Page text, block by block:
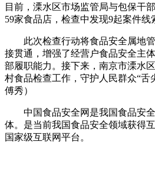
目前，溧水区市场监管局与包保干
59家食品店，检查中发现9起案件线
此次检查行动将食品安全属地管
接贯通，增强了经营户食品安全主
部履职能力。接下来，南京市溧水
村食品检查工作，守护人民群众“舌
傅秀）
中国食品安全网是我国食品安全
体。是当前我国食品安全领域获得
国家级互联网平台。